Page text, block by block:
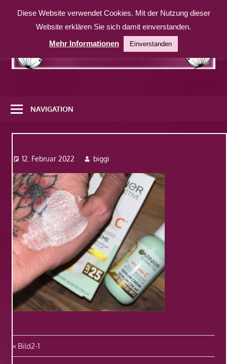
Inhalt
weitere
Website
NAVIGATION
12. Februar 2022 biggi
Beitragsnavigation
Vorheriger
Beitrag:
Bild2-1
Diese Website verwendet Cookies. Mit der Nutzung dieser
Website erklären Sie sich damit einverstanden.
Mehr Informationen
Einverstanden